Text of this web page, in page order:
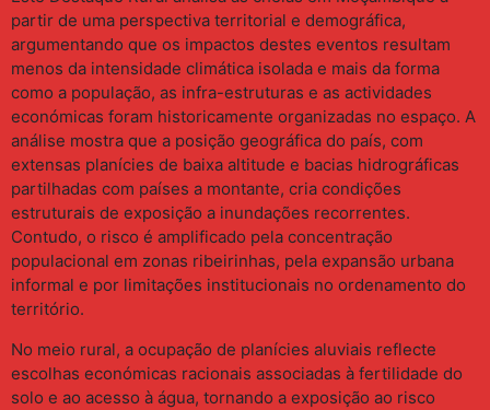
partir de uma perspectiva territorial e demográfica,
argumentando que os impactos destes eventos resultam
menos da intensidade climática isolada e mais da forma
como a população, as infra-estruturas e as actividades
económicas foram historicamente organizadas no espaço. A
análise mostra que a posição geográfica do país, com
extensas planícies de baixa altitude e bacias hidrográficas
partilhadas com países a montante, cria condições
estruturais de exposição a inundações recorrentes.
Contudo, o risco é amplificado pela concentração
populacional em zonas ribeirinhas, pela expansão urbana
informal e por limitações institucionais no ordenamento do
território.
No meio rural, a ocupação de planícies aluviais reflecte
escolhas económicas racionais associadas à fertilidade do
solo e ao acesso à água, tornando a exposição ao risco